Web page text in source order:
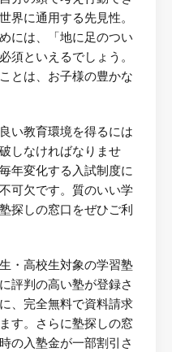
界に通用する先見性。
には、「地に足のつい
須といえるでしょう。
とは、お子様の豊かな
い教育環境を得るには
しなければなりませ
年変化する入試制度に
可欠です。質のいい学
探しの窓口をぜひご利
・高校生対象の学習塾
評判の高い塾が登録さ
、完全無料で資料請求
す。さらに塾探しの窓
の入塾金が一部割引さ